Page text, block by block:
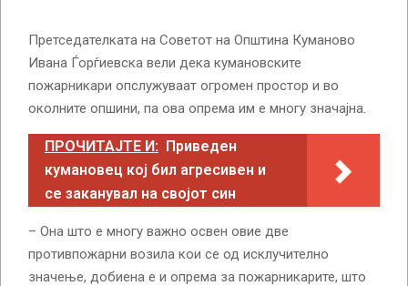
Претседателката на Советот на Општина Куманово
Ивана Ѓорѓиевска вели дека кумановските
пожарникари опслужуваат огромен простор и во
околните опшини, па ова опрема им е многу значајна.
ПРОЧИТАЈТЕ И: Приведен
кумановец кој бил агресивен и
се заканувал на својот син
– Она што е многу важно освен овие две
противпожарни возила кои се од исклучително
значење, добиена е и опрема за пожарникарите, што